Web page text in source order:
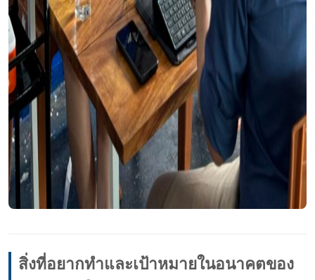
สิ่งที่อยากทำและเป้าหมายในอนาคตของ